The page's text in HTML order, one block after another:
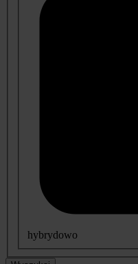
hybrydowo